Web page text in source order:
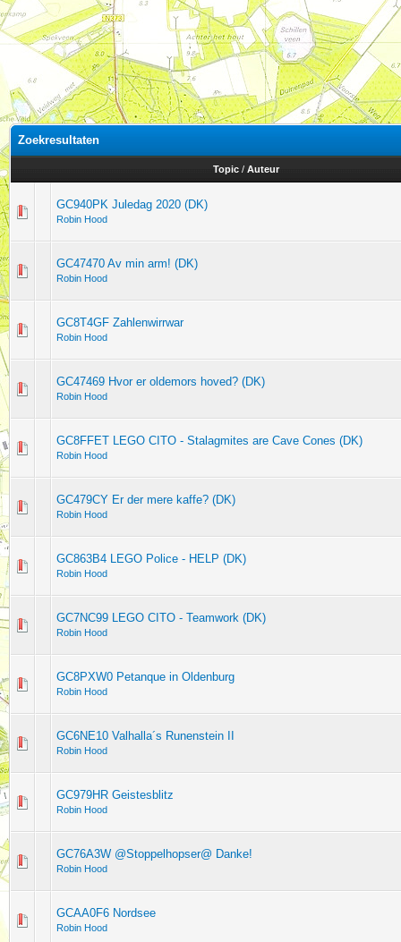
Zoekresultaten
Topic / Auteur
GC940PK Juledag 2020 (DK)
Robin Hood
GC47470 Av min arm! (DK)
Robin Hood
GC8T4GF Zahlenwirrwar
Robin Hood
GC47469 Hvor er oldemors hoved? (DK)
Robin Hood
GC8FFET LEGO CITO - Stalagmites are Cave Cones (DK)
Robin Hood
GC479CY Er der mere kaffe? (DK)
Robin Hood
GC863B4 LEGO Police - HELP (DK)
Robin Hood
GC7NC99 LEGO CITO - Teamwork (DK)
Robin Hood
GC8PXW0 Petanque in Oldenburg
Robin Hood
GC6NE10 Valhalla´s Runenstein II
Robin Hood
GC979HR Geistesblitz
Robin Hood
GC76A3W @Stoppelhopser@ Danke!
Robin Hood
GCAA0F6 Nordsee
Robin Hood